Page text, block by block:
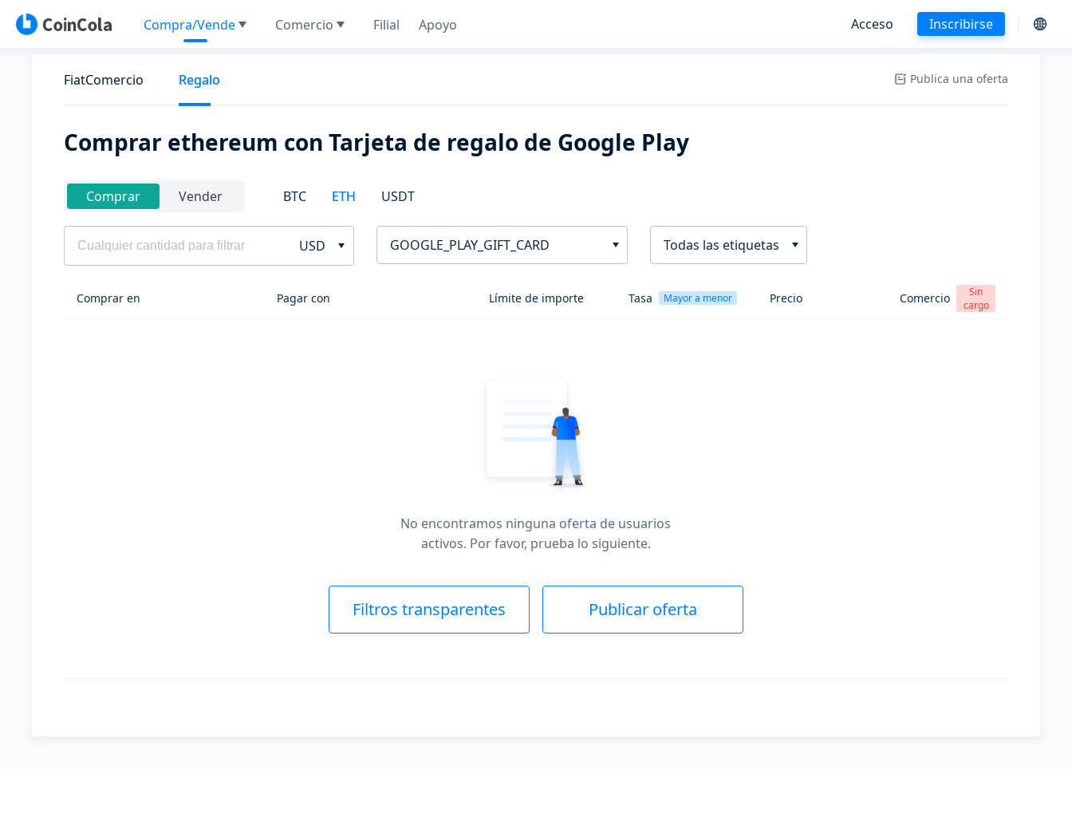
Compra/Vende Comercio Filial Apoyo Acceso Inscribirse
FiatComercio Regalo Publica una oferta
Comprar ethereum con Tarjeta de regalo de Google Play
Comprar Vender BTC ETH USDT
USD GOOGLE_PLAY_GIFT_CARD Todas las etiquetas
Comprar en Pagar con Límite de importe Tasa Mayor a menor Precio Comercio
Sin
cargo
No encontramos ninguna oferta de usuarios
activos. Por favor, prueba lo siguiente.
Filtros transparentes Publicar oferta